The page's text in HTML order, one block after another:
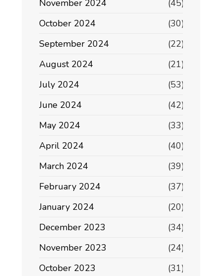
November 2024
(45)
October 2024
(30)
September 2024
(22)
August 2024
(21)
July 2024
(53)
June 2024
(42)
May 2024
(33)
April 2024
(40)
March 2024
(39)
February 2024
(37)
January 2024
(20)
December 2023
(34)
November 2023
(24)
October 2023
(31)